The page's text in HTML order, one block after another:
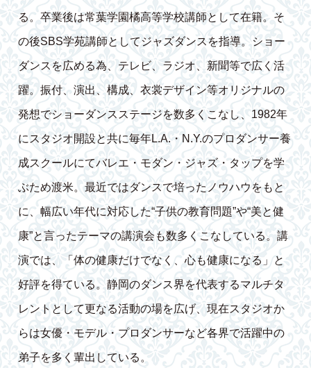
る。卒業後は常葉学園橘高等学校講師として在籍。そ
の後SBS学苑講師としてジャズダンスを指導。ショー
ダンスを広める為、テレビ、ラジオ、新聞等で広く活
躍。振付、演出、構成、衣裳デザイン等オリジナルの
発想でショーダンスステージを数多くこなし、1982年
にスタジオ開設と共に毎年L.A.・N.Y.のプロダンサー養
成スクールにてバレエ・モダン・ジャズ・タップを学
ぶため渡米。最近ではダンスで培ったノウハウをもと
に、幅広い年代に対応した“子供の教育問題”や“美と健
康”と言ったテーマの講演会も数多くこなしている。講
演では、「体の健康だけでなく、心も健康になる」と
好評を得ている。静岡のダンス界を代表するマルチタ
レントとして更なる活動の場を広げ、現在スタジオか
らは女優・モデル・プロダンサーなど各界で活躍中の
弟子を多く輩出している。